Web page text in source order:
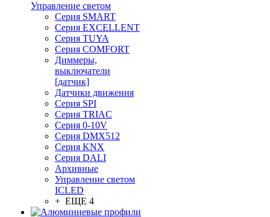
Управление светом
Серия SMART
Серия EXCELLENT
Серия TUYA
Серия COMFORT
Диммеры,
выключатели
[датчик]
Датчики движения
Серия SPI
Серия TRIAC
Серия 0-10V
Серия DMX512
Серия KNX
Серия DALI
Архивные
Управление светом
ICLED
+ ЕЩЕ 4